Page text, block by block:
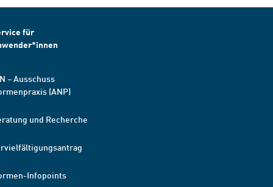
für
– Ausschuss
(ANP)
und Recherche
Infopoints